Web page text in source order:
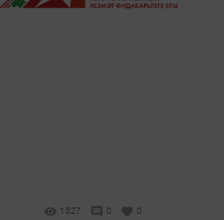
1527 0 0